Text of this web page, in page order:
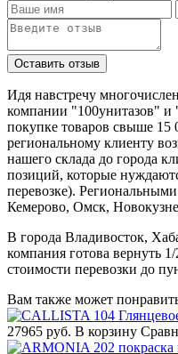
Идя навстречу
компании "100унитазов" и
покупке товаров свыше 15
региональному клиенту
нашего склада до города
позиций, которые
перевозке).
Кемерово, Омск,
В города Владивосток,
компания готова вернуть
стоимости перевозки до
Вам также может
27965 руб. В корзину